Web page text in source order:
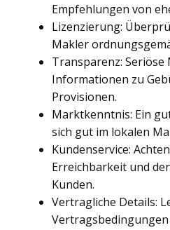
Empfehlungen von
Lizenzierung:
Makler
Transparenz:
Informationen zu
Provisionen.
Marktkenntnis: Ein
sich gut im lokalen
Kundenservice:
Erreichbarkeit und
Kunden.
Vertragliche Details: